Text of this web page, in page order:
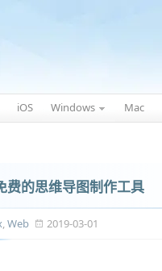
iOS Windows Mac
费的思维导图制作工具
,Web 2019-03-01